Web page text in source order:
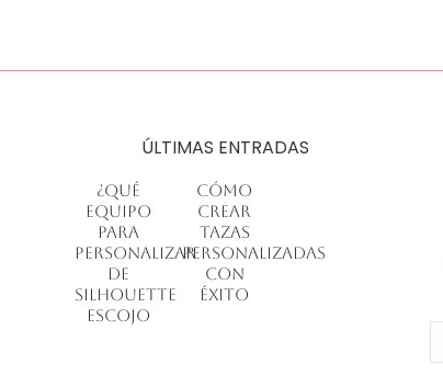
ÚLTIMAS ENTRADAS
¿Qué
equipo
para
personalizar
de
Silhouette
escojo
Cómo
crear
tazas
personalizadas
con
éxito